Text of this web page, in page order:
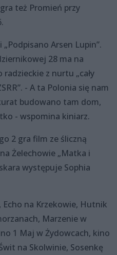
też Promień przy
Arsen Lupin”.
28 ma na
radzieckie z nurtu „cały
- A ta Polonia się nam
budowano tam dom,
- wspomina kiniarz.
2 gra film ze śliczną
Żelechowie „Matka i
występuje Sophia
na Krzekowie, Hutnik
Marzenie w
1 Maj w Żydowcach, kino
na Skolwinie, Sosenkę